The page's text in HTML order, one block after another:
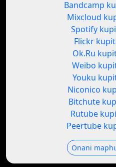
Bandcamp
Mixcloud
Spotify
Flickr
Ok.Ru
Weibo
Youku
Niconico
Bitchute
Rutube
Peertube
Onani